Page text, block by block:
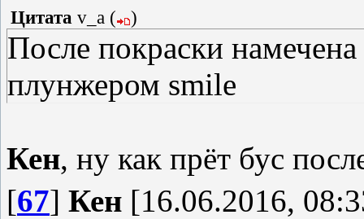
Цитата v_a ( )
После покраски
плунжером smile
Кен, ну как прёт бус
[67] Кен [16.06.2016,